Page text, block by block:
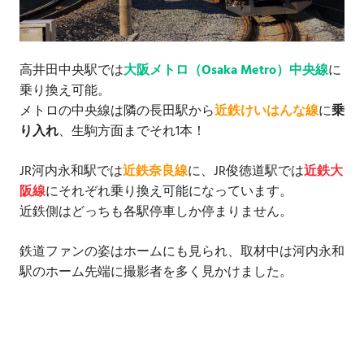
高井田中央駅では大阪メトロ（Osaka Metro）中央線に
乗り換え可能。
メトロの中央線は隣の長田駅から近鉄けいはんな線に乗
り入れ、生駒方面までそれ1本！
JR河内永和駅では近鉄奈良線に、JR俊徳道駅では近鉄大
阪線にそれぞれ乗り換え可能になっています。
近鉄側はどっちも各駅停車しか停まりません。
鉄道ファンの姿はホームにも見られ、取材中は河内永和
駅のホーム先端に撮影者を多く見かけました。